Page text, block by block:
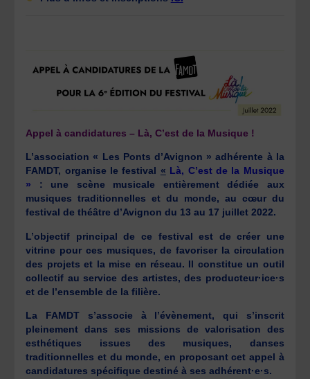
Appel à candidatures – Là, C’est de la Musique !
L’association « Les Ponts d’Avignon » adhérente à la
FAMDT, organise le festival « Là, C’est de la Musique
» : une scène musicale entièrement dédiée aux
musiques traditionnelles et du monde, au cœur du
festival de théâtre d’Avignon du 13 au 17 juillet 2022.
L’objectif principal de ce festival est de créer une
vitrine pour ces musiques, de favoriser la circulation
des projets et la mise en réseau. Il constitue un outil
collectif au service des artistes, des producteur·ice·s
et de l’ensemble de la filière.
La FAMDT s’associe à l’évènement, qui s’inscrit
pleinement dans ses missions de valorisation des
esthétiques issues des musiques, danses
traditionnelles et du monde, en proposant cet appel à
candidatures spécifique destiné à ses adhérent·e·s.